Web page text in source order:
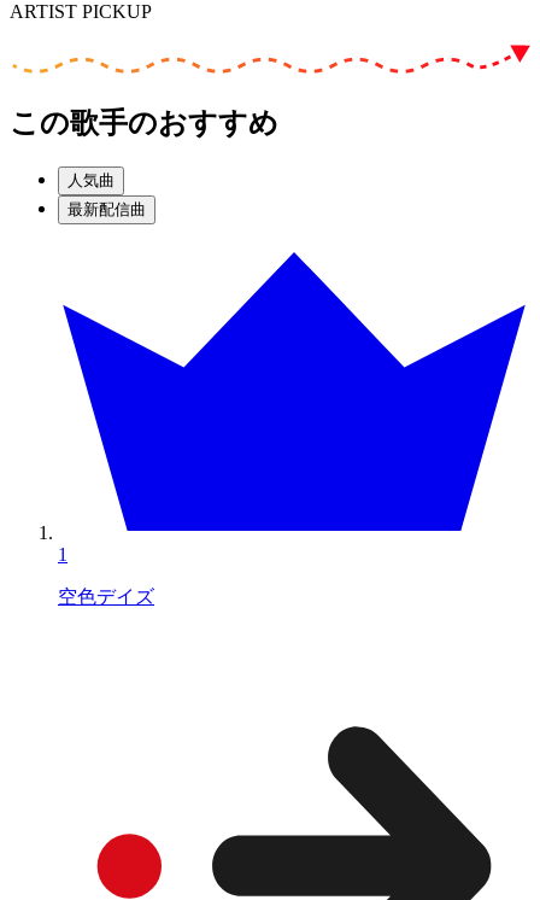
ARTIST PICKUP
この歌手のおすすめ
人気曲
最新配信曲
1
空色デイズ